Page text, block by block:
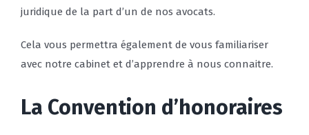
juridique de la part d’un de nos avocats.
Cela vous permettra également de vous familiariser
avec notre cabinet et d’apprendre à nous connaitre.
La Convention d’honoraires